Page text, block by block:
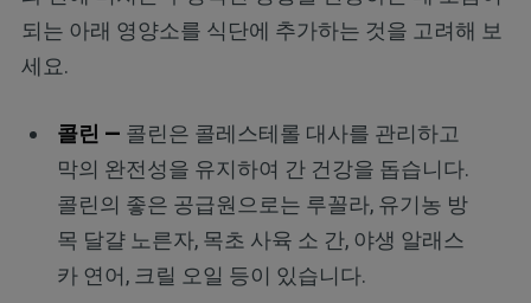
되는 아래 영양소를 식단에 추가하는 것을 고려해 보
세요.
콜린 — 콜린은 콜레스테롤 대사를 관리하고
막의 완전성을 유지하여 간 건강을 돕습니다.
콜린의 좋은 공급원으로는 루꼴라, 유기농 방
목 달걀 노른자, 목초 사육 소 간, 야생 알래스
카 연어, 크릴 오일 등이 있습니다.